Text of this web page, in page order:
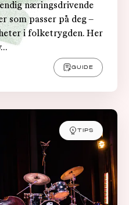
næringsdrivende
som passer på deg –
i folketrygden. Her
GUIDE
TIPS